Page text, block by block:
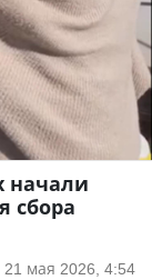
начали
сбора
21 мая 2026, 4:54